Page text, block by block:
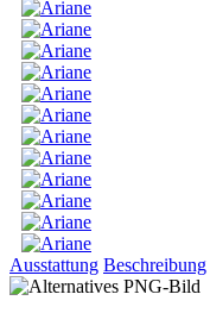
Ausstattung Beschreibung